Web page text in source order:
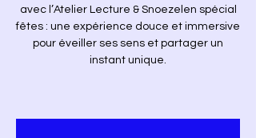
avec l’Atelier Lecture & Snoezelen spécial
fêtes : une expérience douce et immersive
pour éveiller ses sens et partager un
instant unique.